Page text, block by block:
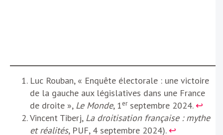
Luc Rouban, « Enquête électorale : une victoire
de la gauche aux législatives dans une France
de droite », Le Monde, 1erseptembre 2024.↩︎
Vincent Tiberj, La droitisation française : mythe
et réalités, PUF, 4 septembre 2024).↩︎